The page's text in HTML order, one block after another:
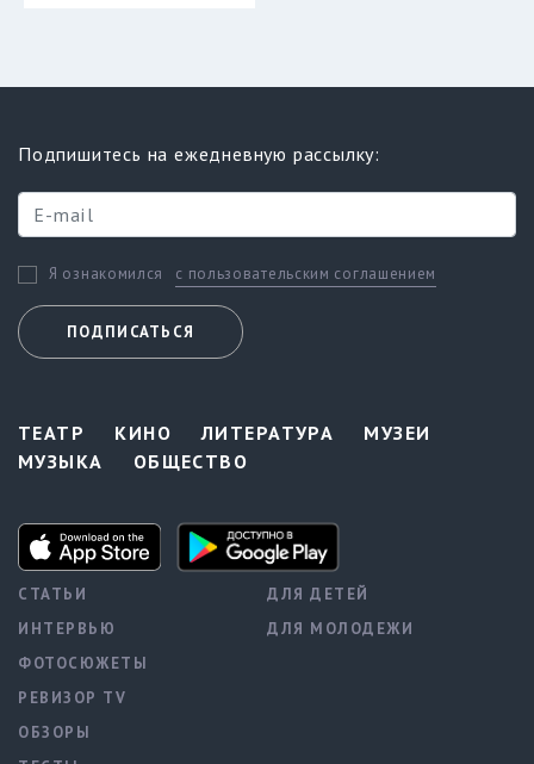
Подпишитесь на ежедневную рассылку:
Я ознакомился с пользовательским соглашением
ПОДПИСАТЬСЯ
ТЕАТР КИНО ЛИТЕРАТУРА
МУЗЕИ
МУЗЫКА
ОБЩЕСТВО
СТАТЬИ
ИНТЕРВЬЮ
ФОТОСЮЖЕТЫ
РЕВИЗОР TV
ОБЗОРЫ
ДЛЯ ДЕТЕЙ
ДЛЯ МОЛОДЕЖИ